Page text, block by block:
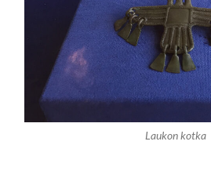
Laukon kotka